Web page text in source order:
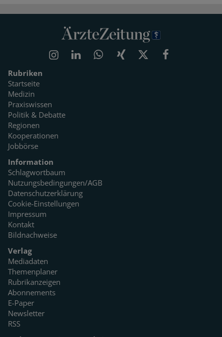
Rubriken
Startseite
Medizin
Praxiswissen
Politik & Debatte
Regionen
Kooperationen
Jobbörse
Information
Schlagwortbaum
Nutzungsbedingungen/AGB
Datenschutzerklärung
Cookie-Einstellungen
Impressum
Kontakt
Bildnachweise
Verlag
Mediadaten
Themenplaner
Rubrikanzeigen
Abonnements
E-Paper
Newsletter
RSS